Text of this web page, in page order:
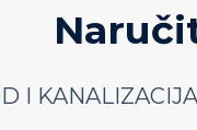
I